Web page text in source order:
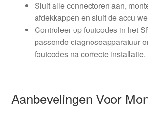
Sluit alle connectoren aan,
afdekkappen en sluit de accu
Controleer op foutcodes in het
passende diagnoseapparatuur
foutcodes na correcte installatie.
Aanbevelingen Voor